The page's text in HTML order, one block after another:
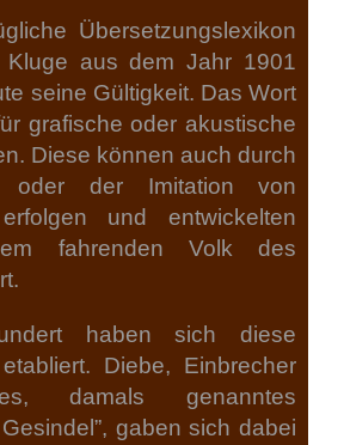
Übersetzungslexikon
Kluge aus dem Jahr 1901
seine Gültigkeit. Das Wort
grafische oder akustische
Diese können auch durch
oder der Imitation von
und entwickelten
fahrenden Volk des
haben sich diese
Diebe, Einbrecher
damals genanntes
gaben sich dabei